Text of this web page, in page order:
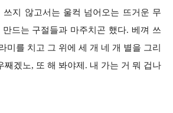
지 않고서는 울컥 넘어오는 뜨거운 무
드는 구절들과 마주치곤 했다. 베껴 쓰
미를 치고 그 위에 세 개 네 개 별을 그리
째겠노, 또 해 봐야제. 내 가는 거 뭐 겁나